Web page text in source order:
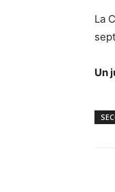
La
Un